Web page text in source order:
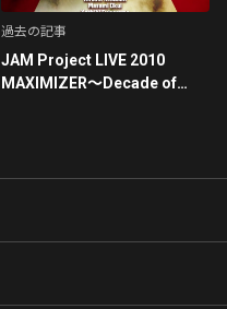
過去の記事
JAM Project LIVE 2010
MAXIMIZER～Decade of